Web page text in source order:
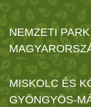
NEMZETI
MISKOLC ÉS
GYÖNGYÖS-